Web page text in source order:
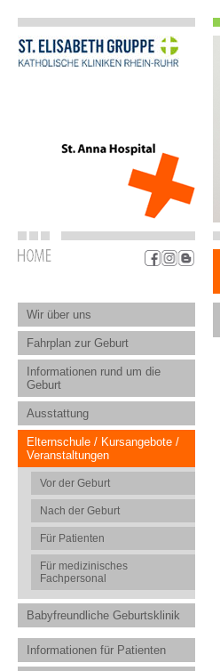
Wir über uns
Fahrplan zur Geburt
Informationen rund um die
Geburt
Ausstattung
Elternschule / Kursangebote /
Veranstaltungen
Vor der Geburt
Nach der Geburt
Für Patienten
Für medizinisches
Fachpersonal
Babyfreundliche Geburtsklinik
Informationen für Patienten